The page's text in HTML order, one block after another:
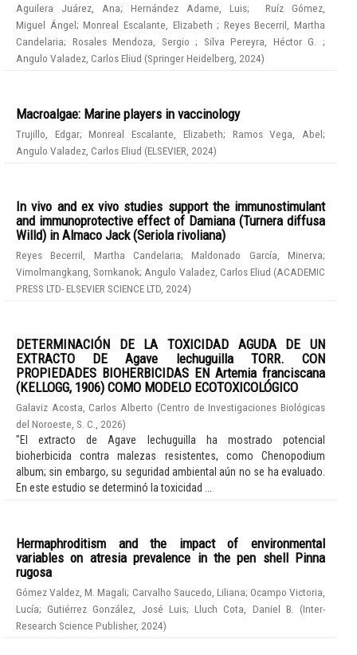
Aguilera Juárez, Ana; Hernández Adame, Luis;
Ruíz Gómez,
Miguel Ángel;Monreal Escalante, Elizabeth; Reyes Becerril, Martha
Candelaria; Rosales Mendoza, Sergio; Silva Pereyra, Héctor G.;
Angulo Valadez, Carlos Eliud (Springer Heidelberg 2024)
Macroalgae: Marine players in vaccinology
Trujillo, Edgar;Monreal Escalante, Elizabeth; Ramos Vega, Abel;
Angulo Valadez, Carlos Eliud (ELSEVIER 2024)
In vivo and ex vivo studies support the immunostimulant
and immunoprotective effect of Damiana (Turnera diffusa
Willd) in Almaco Jack (Seriola rivoliana)
Reyes Becerril, Martha Candelaria;Maldonado García, Minerva;
Vimolmangkang, Sornkanok; Angulo Valadez, Carlos Eliud (ACADEMIC
PRESS LTD- ELSEVIER SCIENCE LTD 2024)
DETERMINACIÓN DE LA TOXICIDAD AGUDA DE UN
EXTRACTO DE Agave lechuguilla TORR. CON
PROPIEDADES BIOHERBICIDAS EN Artemia franciscana
(KELLOGG, 1906) COMO MODELO ECOTOXICOLÓGICO
Galaviz Acosta, Carlos Alberto (Centro de Investigaciones Biológicas
del Noroeste, S. C.
2026)
"El extracto de Agave lechuguilla ha mostrado potencial
bioherbicida contra malezas resistentes, como Chenopodium
album; sin embargo, su seguridad ambiental aún no se ha evaluado.
En este estudio se determinó la toxicidad ...
Hermaphroditism and the impact of environmental
variables on atresia prevalence in the pen shell Pinna
rugosa
Gómez Valdez, M. Magali; Carvalho Saucedo, Liliana; Ocampo Victoria,
Lucía;Gutiérrez González, José Luis;Lluch Cota, Daniel B. (Inter-
Research Science Publisher, 2024)